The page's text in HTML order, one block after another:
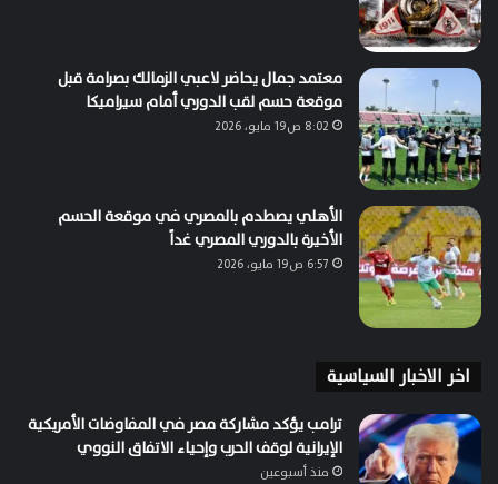
معتمد جمال يحاضر لاعبي الزمالك بصرامة قبل
موقعة حسم لقب الدوري أمام سيراميكا
8:02 ص19 مايو، 2026
الأهلي يصطدم بالمصري في موقعة الحسم
الأخيرة بالدوري المصري غداً
6:57 ص19 مايو، 2026
اخر الاخبار السياسية
ترامب يؤكد مشاركة مصر في المفاوضات الأمريكية
الإيرانية لوقف الحرب وإحياء الاتفاق النووي
منذ أسبوعين